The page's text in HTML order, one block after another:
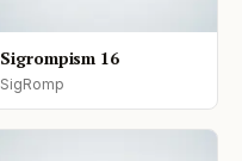
Sigrompism 16
SigRomp